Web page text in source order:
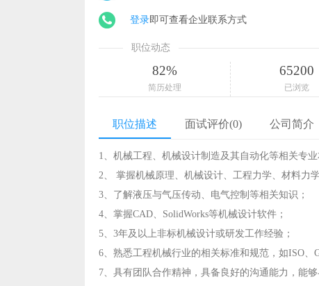
登录即可查看企业联系方式
职位动态
82%
简历处理
65200
已浏览
职位描述 面试评价(0) 公司简介
1、机械工程、机械设计制造及其自动化等相关专业
2、 掌握机械原理、机械设计、工程力学、材料力
3、了解液压与气压传动、电气控制等相关知识；
4、掌握CAD、SolidWorks等机械设计软件；
5、3年及以上非标机械设计或研发工作经验；
6、熟悉工程机械行业的相关标准和规范，如ISO、
7、具有团队合作精神，具备良好的沟通能力，能